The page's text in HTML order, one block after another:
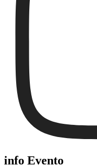
info Evento